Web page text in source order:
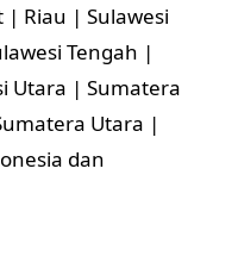
Riau | Sulawesi
Tengah |
Utara | Sumatera
Utara |
dan